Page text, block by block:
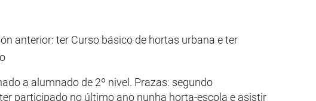
anterior: ter Curso básico de hortas urbana e ter
a alumnado de 2º nivel. Prazas: segundo
participado no último ano nunha horta-escola e asistir